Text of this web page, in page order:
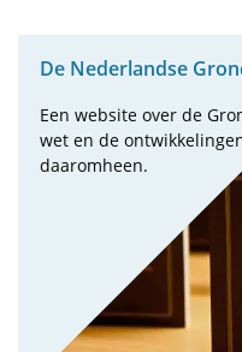
De Neder­landse
Een web­site over de
wet en de
daarom­heen.